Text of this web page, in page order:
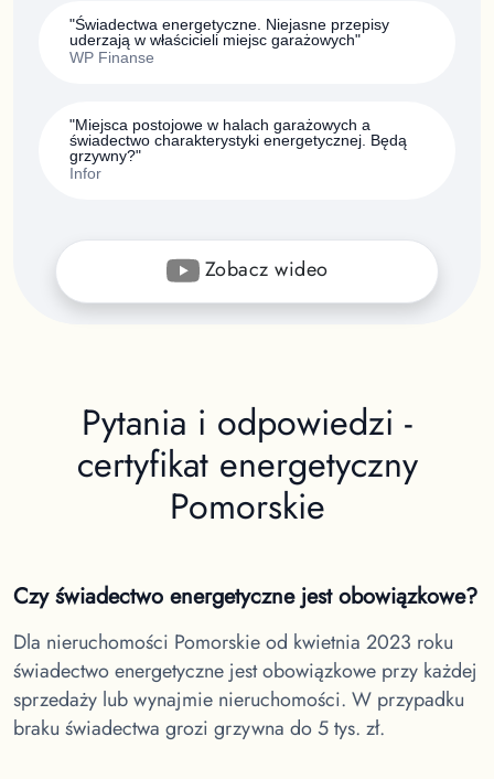
"Świadectwa energetyczne. Niejasne przepisy
uderzają w właścicieli miejsc garażowych"
WP Finanse
"Miejsca postojowe w halach garażowych a
świadectwo charakterystyki energetycznej. Będą
grzywny?"
Infor
Zobacz wideo
Pytania i odpowiedzi -
certyfikat energetyczny
Pomorskie
Czy świadectwo energetyczne jest obowiązkowe?
Dla nieruchomości Pomorskieod kwietnia 2023 roku
świadectwo energetyczne jest obowiązkowe przy każdej
sprzedaży lub wynajmie nieruchomości. W przypadku
braku świadectwa grozi grzywna do 5 tys. zł.